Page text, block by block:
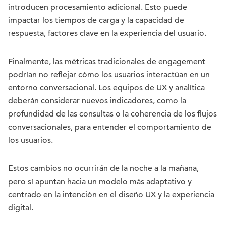
introducen procesamiento adicional. Esto puede
impactar los tiempos de carga y la capacidad de
respuesta, factores clave en la experiencia del usuario.
Finalmente, las métricas tradicionales de engagement
podrían no reflejar cómo los usuarios interactúan en un
entorno conversacional. Los equipos de UX y analítica
deberán considerar nuevos indicadores, como la
profundidad de las consultas o la coherencia de los flujos
conversacionales, para entender el comportamiento de
los usuarios.
Estos cambios no ocurrirán de la noche a la mañana,
pero sí apuntan hacia un modelo más adaptativo y
centrado en la intención en el diseño UX y la experiencia
digital.